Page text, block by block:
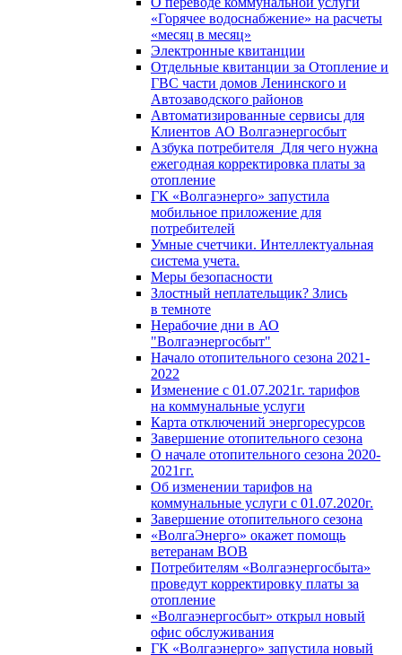
«Горячее водоснабжение» на расчеты
«месяц в месяц»
Электронные квитанции
Отдельные квитанции за Отопление и
ГВС части домов Ленинского и
Автозаводского районов
Автоматизированные сервисы для
Клиентов АО Волгаэнергосбыт
Азбука потребителя_Для чего нужна
ежегодная корректировка платы за
отопление
ГК «Волгаэнерго» запустила
мобильное приложение для
потребителей
Умные счетчики. Интеллектуальная
система учета.
Меры безопасности
Злостный неплательщик? Злись
в темноте
Нерабочие дни в АО
"Волгаэнергосбыт"
Начало отопительного сезона 2021-
2022
Изменение с 01.07.2021г. тарифов
на коммунальные услуги
Карта отключений энергоресурсов
Завершение отопительного сезона
О начале отопительного сезона 2020-
2021гг.
Об изменении тарифов на
коммунальные услуги с 01.07.2020г.
Завершение отопительного сезона
«ВолгаЭнерго» окажет помощь
ветеранам ВОВ
Потребителям «Волгаэнергосбыта»
проведут корректировку платы за
отопление
«Волгаэнергосбыт» открыл новый
офис обслуживания
ГК «Волгаэнерго» запустила новый